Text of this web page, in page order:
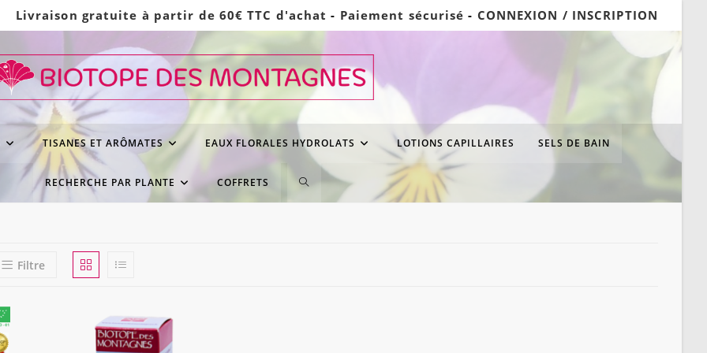
Livraison gratuite à partir de 60€ TTC d'achat - Paiement sécurisé - CONNEXION / INSCRIPTION
TISANES ET ARÔMATES EAUX FLORALES HYDROLATS LOTIONS CAPILLAIRES SELS DE BAIN
RECHERCHE PAR PLANTE COFFRETS TOGGLE
Filtre